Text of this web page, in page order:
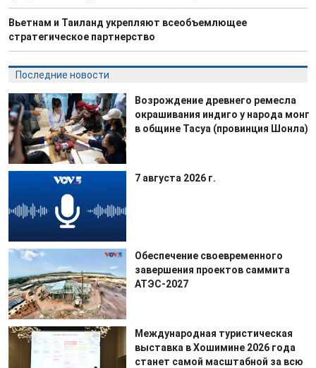
Вьетнам и Таиланд укрепляют всеобъемлющее
стратегическое партнерство
Последние новости
Возрождение древнего ремесла
окрашивания индиго у народа монг
в общине Тасуа (провинция Шонла)
7 августа 2026 г.
Обеспечение своевременного
завершения проектов саммита
АТЭС-2027
Международная туристическая
выставка в Хошимине 2026 года
станет самой масштабной за всю